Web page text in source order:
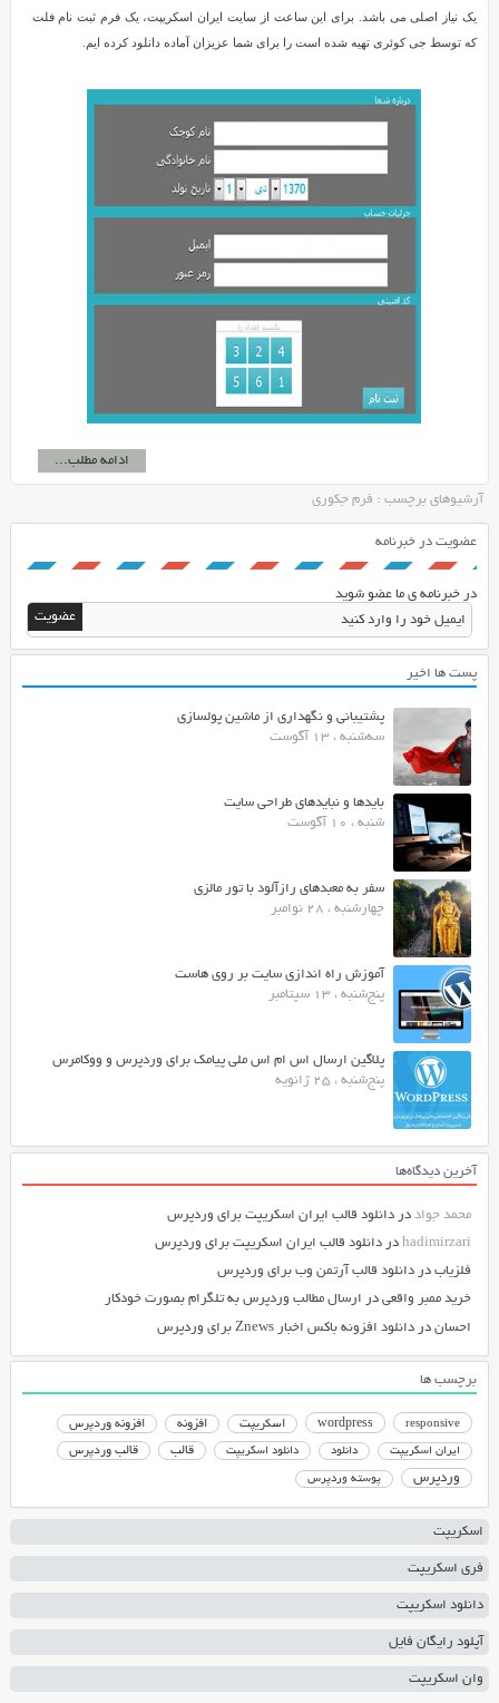
یک نیاز اصلی می باشد. برای این ساعت از سایت ایران اسکریپت، یک فرم ثبت نام فلت
که توسط جی کوئری تهیه شده است را برای شما عزیزان آماده دانلود کرده ایم.
ادامه مطلب...
آرشیوهای برچسب : فرم جکوری
عضویت در خبرنامه
در خبرنامه ی ما عضو شوید
پست ها اخیر
پشتیبانی و نگهداری از ماشین پولسازی
سه‌شنبه ، 13 آگوست
بایدها و نبایدهای طراحی سایت
شنبه ، 10 آگوست
سفر به معبدهای رازآلود با تور مالزی
چهارشنبه ، 28 نوامبر
آموزش راه اندازی سایت بر روی هاست
پنج‌شنبه ، 13 سپتامبر
پلاگین ارسال اس ام اس ملی پیامک برای وردپرس و ووکامرس
پنج‌شنبه ، 25 ژانویه
آخرین دیدگاه‌ها
محمد جواددر دانلود قالب ایران اسکریپت برای وردپرس
hadimirzariدر دانلود قالب ایران اسکریپت برای وردپرس
فلزیابدر دانلود قالب آرتمن وب برای وردپرس
خرید ممبر واقعیدر ارسال مطالب وردپرس به تلگرام بصورت خودکار
احساندر دانلود افزونه باکس اخبار Znews برای وردپرس
برچسب ها
responsive
wordpress اسکریپت افزونه افزونه وردپرس
ایران اسکریپت دانلود دانلود اسکریپت قالب قالب وردپرس
وردپرس پوسته وردپرس
اسکریپت
فری اسکریپت
دانلود اسکریپت
آپلود رایگان فایل
وان اسکریپت